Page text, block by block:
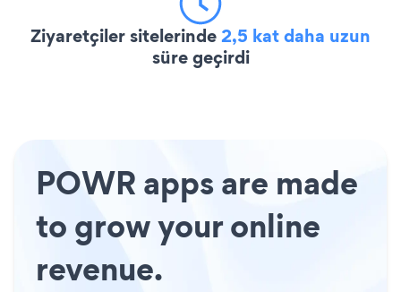
Ziyaretçiler sitelerinde2,5 kat daha uzun
süre geçirdi
POWR apps are made
to grow your online
revenue.